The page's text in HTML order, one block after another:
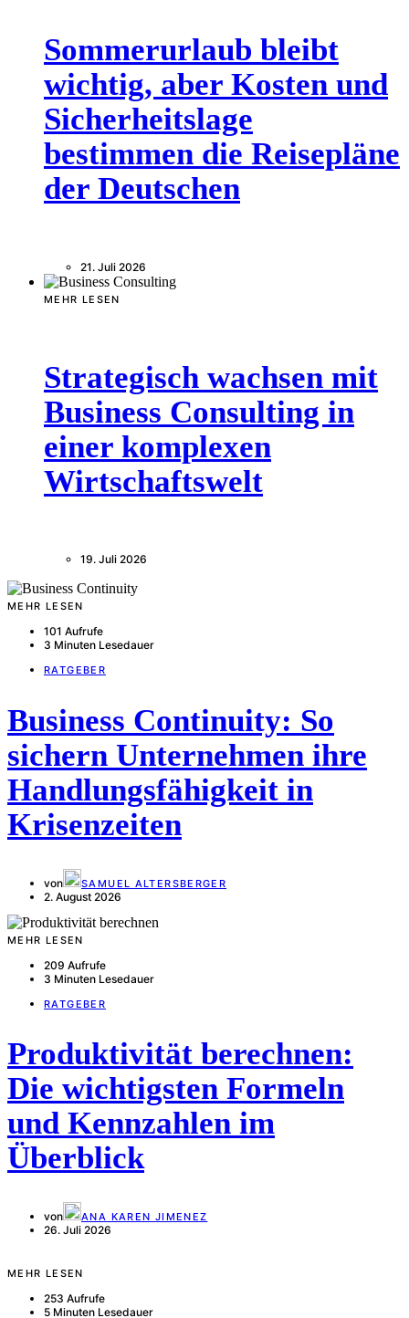
Sommerurlaub bleibt
wichtig, aber Kosten und
Sicherheitslage
bestimmen die Reisepläne
der Deutschen
21. Juli 2026
MEHR LESEN
Strategisch wachsen mit
Business Consulting in
einer komplexen
Wirtschaftswelt
19. Juli 2026
MEHR LESEN
101 Aufrufe
3 Minuten Lesedauer
RATGEBER
Business Continuity: So
sichern Unternehmen ihre
Handlungsfähigkeit in
Krisenzeiten
von SAMUEL ALTERSBERGER
2. August 2026
MEHR LESEN
209 Aufrufe
3 Minuten Lesedauer
RATGEBER
Produktivität berechnen:
Die wichtigsten Formeln
und Kennzahlen im
Überblick
von ANA KAREN JIMENEZ
26. Juli 2026
MEHR LESEN
253 Aufrufe
5 Minuten Lesedauer